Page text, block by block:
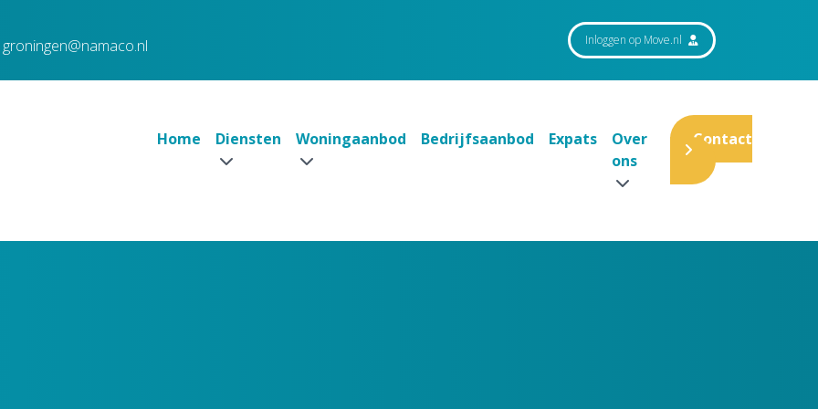
groningen@namaco.nl Inloggen op Move.nl
Home Diensten Woningaanbod Bedrijfsaanbod Expats
Over
ons
Contact